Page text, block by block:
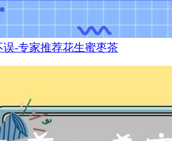
-专家推荐花生蜜枣茶